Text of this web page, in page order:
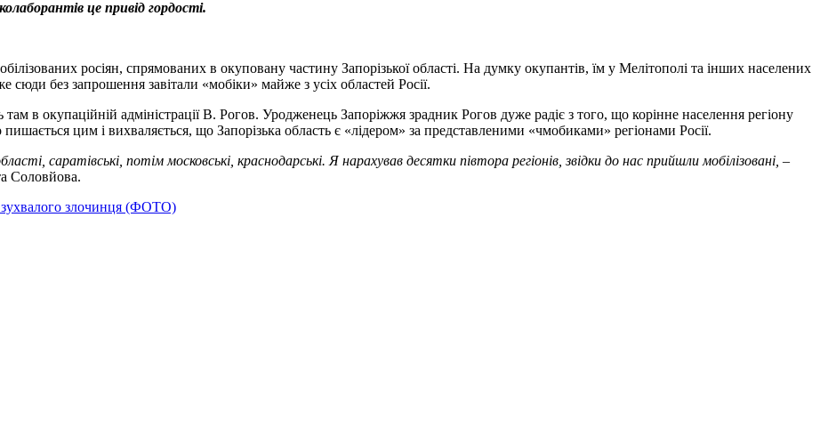
це привід гордості.
росіян, спрямованих в окуповану частину Запорізької області. На думку окупантів, їм у Мелітополі та інших населених
сюди без запрошення завітали «мобіки» майже з усіх областей Росії.
в окупаційній адміністрації В. Рогов. Уродженець Запоріжжя зрадник Рогов дуже радіє з того, що корінне населення регіону
цим і вихваляється, що Запорізька область є «лідером» за представленими «чмобиками» регіонами Росії.
саратівські, потім московські, краснодарські. Я нарахував десятки півтора регіонів, звідки до нас прийшли мобілізовані, –
Соловйова.
зухвалого злочинця (ФОТО)